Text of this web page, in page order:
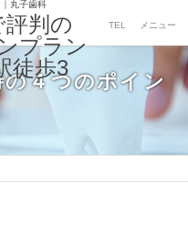
丸子歯科
TEL メニュー
４つのポイン